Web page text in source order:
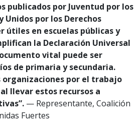
publicados por Juventud por los
Unidos por los Derechos
útiles en escuelas públicas y
la Declaración Universal
vital puede ser
de primaria y secundaria.
organizaciones por el trabajo
llevar estos recursos a
— Representante, Coalición
Fuertes